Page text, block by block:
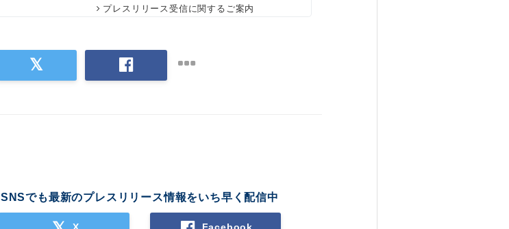
プレスリリース受信に関するご案内
SNSでも最新のプレスリリース情報をいち早く配信中